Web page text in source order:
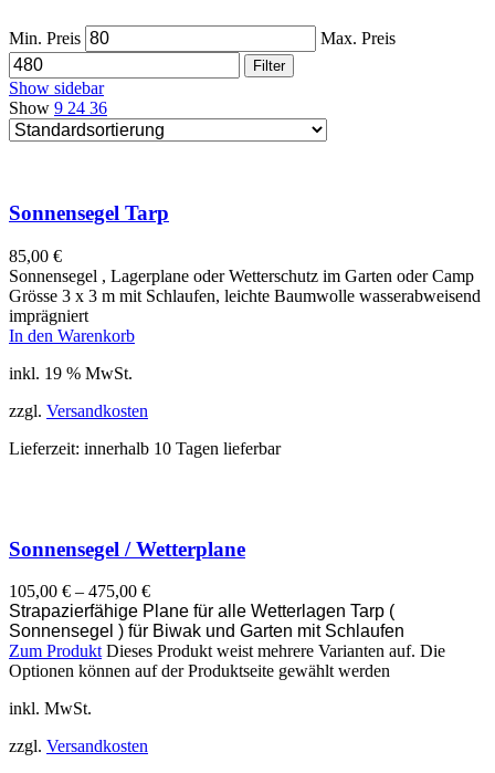
Min. Preis Max. Preis
Filter
Show sidebar
Show 9 24 36
Sonnensegel Tarp
85,00 €
Sonnensegel , Lagerplane oder Wetterschutz im Garten oder Camp
Grösse 3 x 3 m mit Schlaufen, leichte Baumwolle wasserabweisend
imprägniert
In den Warenkorb
inkl. 19 % MwSt.
zzgl. Versandkosten
Lieferzeit: innerhalb 10 Tagen lieferbar
Sonnensegel / Wetterplane
105,00 € – 475,00 €
Strapazierfähige Plane für alle Wetterlagen Tarp (
Sonnensegel ) für Biwak und Garten mit Schlaufen
Zum Produkt Dieses Produkt weist mehrere Varianten auf. Die
Optionen können auf der Produktseite gewählt werden
inkl. MwSt.
zzgl. Versandkosten